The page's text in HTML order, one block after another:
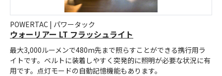
POWERTAC | パワータック
ウォーリアー LT フラッシュライト
最大3,000ルーメンで480m先まで照らすことができる携行用ラ
イトです。ベルトに装着しやすく突発的に照明が必要な状況に有
用です。点灯モードの自動記憶機能もあります。